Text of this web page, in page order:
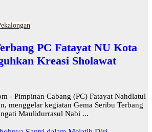
PC Fatayat NU Kota
Kreasi Sholawat
- Pimpinan Cabang (PC) Fatayat Nahdlatul
menggelar kegiatan Gema Seribu Terbang
Maulidurrasul Nabi ...